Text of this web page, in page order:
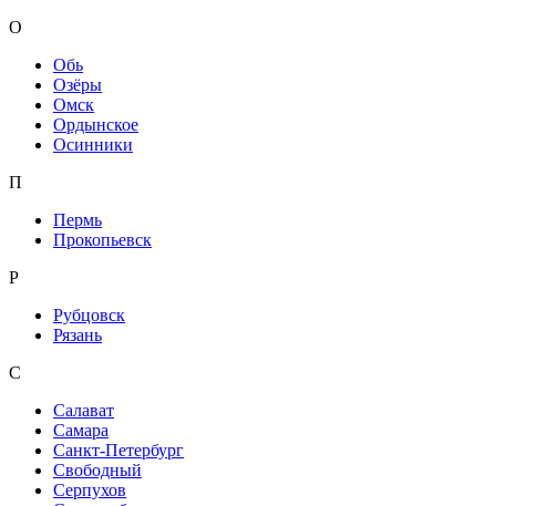
О
Обь
Озёры
Омск
Ордынское
Осинники
П
Пермь
Прокопьевск
Р
Рубцовск
Рязань
С
Салават
Самара
Санкт-Петербург
Свободный
Серпухов